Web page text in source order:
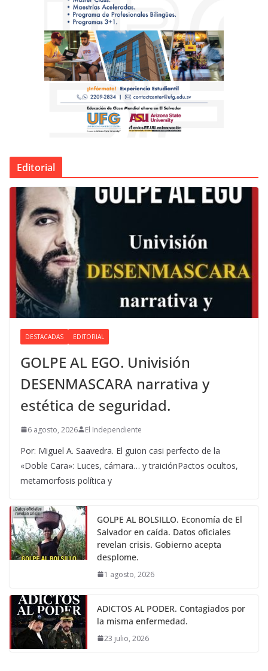
Editorial
DESTACADAS EDITORIAL
GOLPE AL EGO. Univisión
DESENMASCARA narrativa y
estética de seguridad.
6 agosto, 2026 El Independiente
Por: Miguel A. Saavedra. El guion casi perfecto de la
«Doble Cara»: Luces, cámara… y traiciónPactos ocultos,
metamorfosis política y
GOLPE AL BOLSILLO. Economía de El
Salvador en caída. Datos oficiales
revelan crisis. Gobierno acepta
desplome.
1 agosto, 2026
ADICTOS AL PODER. Contagiados por
la misma enfermedad.
23 julio, 2026